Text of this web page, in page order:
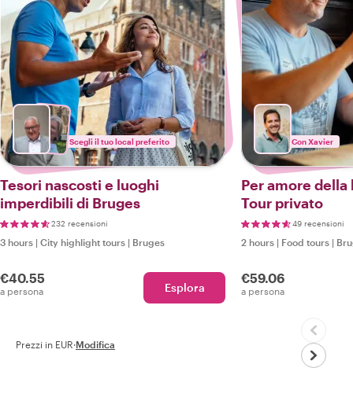
Scegli il tuo local preferito
Tesori nascosti e luoghi
imperdibili di Bruges
232 recensioni
3 hours | City highlight tours | Bruges
€40.55
a persona Esplora
Con Xavier
Per amore della
Tour privato
49 recensioni
2 hours | Food tours |
€59.06
a persona
Prezzi in EUR·Modifica